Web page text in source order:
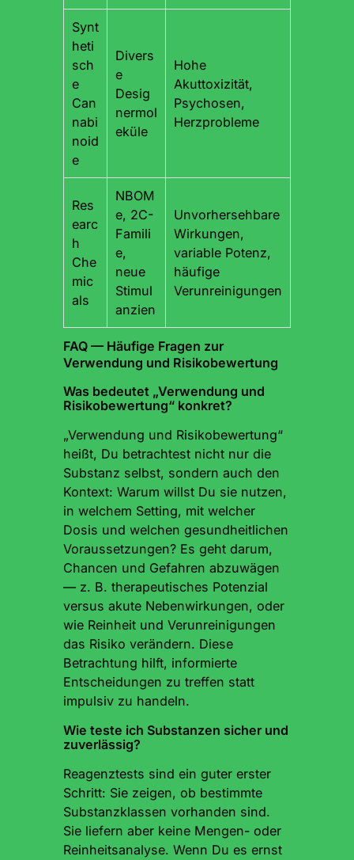
Synt
heti
sch
e
Can
nabi
noid
e
Divers
e
Desig
nermol
eküle
Hohe
Akuttoxizität,
Psychosen,
Herzprobleme
Res
earc
h
Che
mic
als
NBOM
e, 2C-
Famili
e,
neue
Stimul
anzien
Unvorhersehbare
Wirkungen,
variable Potenz,
häufige
Verunreinigungen
FAQ — Häufige Fragen zur
Verwendung und Risikobewertung
Was bedeutet „Verwendung und
Risikobewertung“ konkret?
„Verwendung und Risikobewertung“
heißt, Du betrachtest nicht nur die
Substanz selbst, sondern auch den
Kontext: Warum willst Du sie nutzen,
in welchem Setting, mit welcher
Dosis und welchen gesundheitlichen
Voraussetzungen? Es geht darum,
Chancen und Gefahren abzuwägen
— z. B. therapeutisches Potenzial
versus akute Nebenwirkungen, oder
wie Reinheit und Verunreinigungen
das Risiko verändern. Diese
Betrachtung hilft, informierte
Entscheidungen zu treffen statt
impulsiv zu handeln.
Wie teste ich Substanzen sicher und
zuverlässig?
Reagenztests sind ein guter erster
Schritt: Sie zeigen, ob bestimmte
Substanzklassen vorhanden sind.
Sie liefern aber keine Mengen- oder
Reinheitsanalyse. Wenn Du es ernst